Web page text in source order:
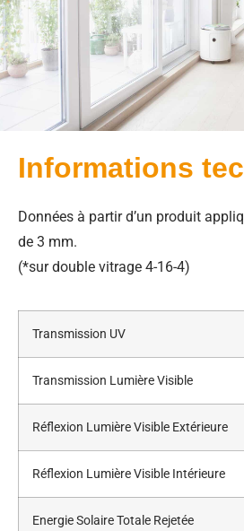
Informations
Données à partir d’un produit
de 3 mm.
(*sur double vitrage 4-16-4)
Transmission UV
Transmission Lumière Visible
Réflexion Lumière Visible Extérieure
Réflexion Lumière Visible Intérieure
Energie Solaire Totale Rejetée